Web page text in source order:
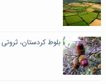
بلوط کردستان،